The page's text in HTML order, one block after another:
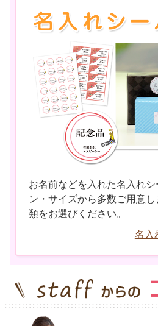
お名前などを入れた名入れ
ン・サイズから多数ご用意
類をお選びください。
名入